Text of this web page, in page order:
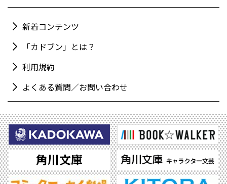
新着コンテンツ
「カドブン」とは？
利用規約
よくある質問／お問い合わせ